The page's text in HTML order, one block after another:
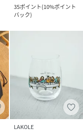
35ポイント(10%ポイント
バック)
LAKOLE